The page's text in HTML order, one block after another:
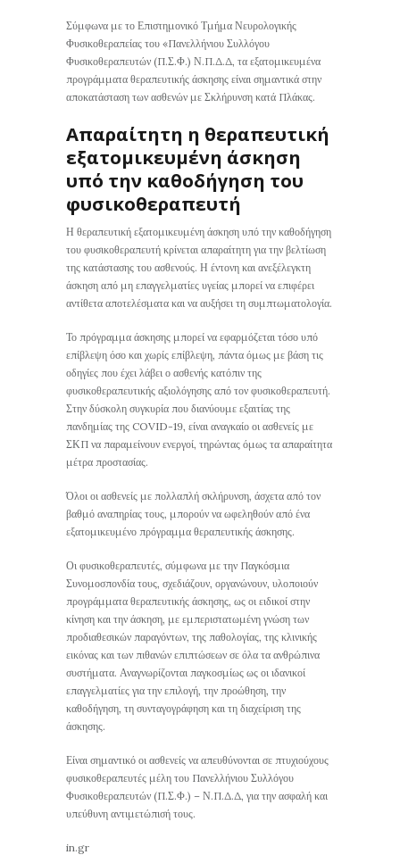
Σύμφωνα με το Επιστημονικό Τμήμα Νευρολογικής
Φυσικοθεραπείας του «Πανελλήνιου Συλλόγου
Φυσικοθεραπευτών (Π.Σ.Φ.) Ν.Π.Δ.Δ, τα εξατομικευμένα
προγράμματα θεραπευτικής άσκησης είναι σημαντικά στην
αποκατάσταση των ασθενών με Σκλήρυνση κατά Πλάκας.
Απαραίτητη η θεραπευτική
εξατομικευμένη άσκηση
υπό την καθοδήγηση του
φυσικοθεραπευτή
Η θεραπευτική εξατομικευμένη άσκηση υπό την καθοδήγηση
του φυσικοθεραπευτή κρίνεται απαραίτητη για την βελτίωση
της κατάστασης του ασθενούς. Η έντονη και ανεξέλεγκτη
άσκηση από μη επαγγελματίες υγείας μπορεί να επιφέρει
αντίθετα αποτελέσματα και να αυξήσει τη συμπτωματολογία.
Το πρόγραμμα άσκησης μπορεί να εφαρμόζεται τόσο υπό
επίβλεψη όσο και χωρίς επίβλεψη, πάντα όμως με βάση τις
οδηγίες που έχει λάβει ο ασθενής κατόπιν της
φυσικοθεραπευτικής αξιολόγησης από τον φυσικοθεραπευτή.
Στην δύσκολη συγκυρία που διανύουμε εξαιτίας της
πανδημίας της COVID-19, είναι αναγκαίο οι ασθενείς με
ΣΚΠ να παραμείνουν ενεργοί, τηρώντας όμως τα απαραίτητα
μέτρα προστασίας.
Όλοι οι ασθενείς με πολλαπλή σκλήρυνση, άσχετα από τον
βαθμό αναπηρίας τους, μπορούν να ωφεληθούν από ένα
εξατομικευμένο πρόγραμμα θεραπευτικής άσκησης.
Οι φυσικοθεραπευτές, σύμφωνα με την Παγκόσμια
Συνομοσπονδία τους, σχεδιάζουν, οργανώνουν, υλοποιούν
προγράμματα θεραπευτικής άσκησης, ως οι ειδικοί στην
κίνηση και την άσκηση, με εμπεριστατωμένη γνώση των
προδιαθεσικών παραγόντων, της παθολογίας, της κλινικής
εικόνας και των πιθανών επιπτώσεων σε όλα τα ανθρώπινα
συστήματα. Αναγνωρίζονται παγκοσμίως ως οι ιδανικοί
επαγγελματίες για την επιλογή, την προώθηση, την
καθοδήγηση, τη συνταγογράφηση και τη διαχείριση της
άσκησης.
Είναι σημαντικό οι ασθενείς να απευθύνονται σε πτυχιούχους
φυσικοθεραπευτές μέλη του Πανελλήνιου Συλλόγου
Φυσικοθεραπευτών (Π.Σ.Φ.) – Ν.Π.Δ.Δ, για την ασφαλή και
υπεύθυνη αντιμετώπισή τους.
in.gr